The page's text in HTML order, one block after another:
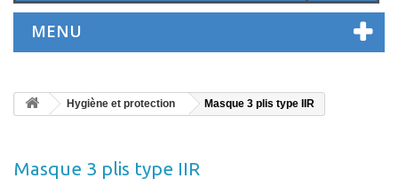
MENU
Hygiène et protection Masque 3 plis type IIR
Masque 3 plis type IIR